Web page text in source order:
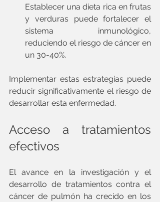
Establecer una dieta rica en frutas
y verduras puede fortalecer el
sistema inmunológico,
reduciendo el riesgo de cáncer en
un 30-40%.
Implementar estas estrategias puede
reducir significativamente el riesgo de
desarrollar esta enfermedad.
Acceso a tratamientos
efectivos
El avance en la investigación y el
desarrollo de tratamientos contra el
cáncer de pulmón ha crecido en los